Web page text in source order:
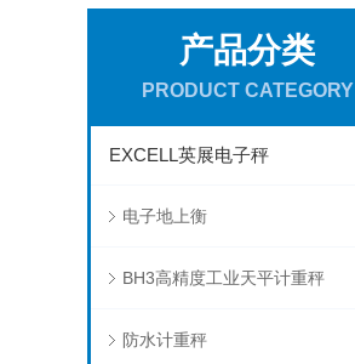
产品分类
PRODUCT CATEGORY
EXCELL英展电子秤
电子地上衡
BH3高精度工业天平计重秤
防水计重秤